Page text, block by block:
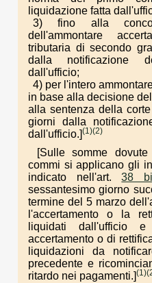
liquidazione fatta
3) fino alla
dell'ammontare
tributaria di secondo
dalla notificazione
dall'ufficio;
4) per l'intero
in base alla decisione
alla sentenza della
giorni dalla
dall'ufficio.](1)(2)
[Sulle somme
commi si applicano gli
indicato nell'art.38
sessantesimo giorno
termine del 5 marzo
l'accertamento o la
liquidati dall'ufficio
accertamento o di
liquidazioni da
precedente e
ritardo nei pagamenti.](1)